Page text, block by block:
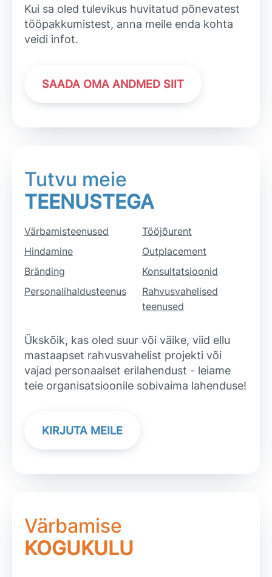
Kui sa oled tulevikus huvitatud põnevatest
tööpakkumistest, anna meile enda kohta
veidi infot.
SAADA OMA ANDMED SIIT
Tutvu meie
TEENUSTEGA
Värbamisteenused
Tööjõurent
Hindamine
Outplacement
Bränding
Konsultatsioonid
Personalihaldusteenus
Rahvusvahelised
teenused
Ükskõik, kas oled suur või väike, viid ellu
mastaapset rahvusvahelist projekti või
vajad personaalset erilahendust - leiame
teie organisatsioonile sobivaima lahenduse!
KIRJUTA MEILE
Värbamise
KOGUKULU